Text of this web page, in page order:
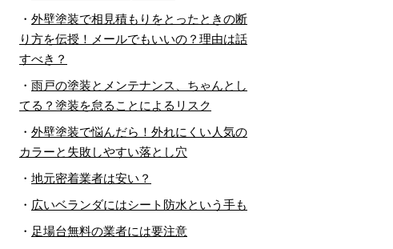
・ 外壁塗装で相見積もりをとったときの断
り方を伝授！メールでもいいの？理由は話
すべき？
・ 雨戸の塗装とメンテナンス、ちゃんとし
てる？塗装を怠ることによるリスク
・ 外壁塗装で悩んだら！外れにくい人気の
カラーと失敗しやすい落とし穴
・ 地元密着業者は安い？
・ 広いベランダにはシート防水という手も
・ 足場台無料の業者には要注意